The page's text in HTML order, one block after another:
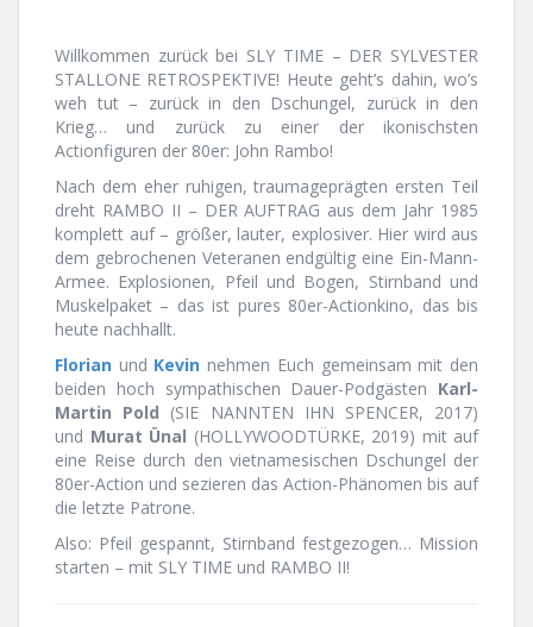
Willkommen zurück bei SLY TIME – DER SYLVESTER
STALLONE RETROSPEKTIVE! Heute geht’s dahin, wo’s
weh tut – zurück in den Dschungel, zurück in den
Krieg… und zurück zu einer der ikonischsten
Actionfiguren der 80er: John Rambo!
Nach dem eher ruhigen, traumageprägten ersten Teil
dreht RAMBO II – DER AUFTRAG aus dem Jahr 1985
komplett auf – größer, lauter, explosiver. Hier wird aus
dem gebrochenen Veteranen endgültig eine Ein-Mann-
Armee. Explosionen, Pfeil und Bogen, Stirnband und
Muskelpaket – das ist pures 80er-Actionkino, das bis
heute nachhallt.
Florian und Kevin nehmen Euch gemeinsam mit den
beiden hoch sympathischen Dauer-Podgästen Karl-
Martin Pold (SIE NANNTEN IHN SPENCER, 2017)
und Murat Ünal (HOLLYWOODTÜRKE, 2019) mit auf
eine Reise durch den vietnamesischen Dschungel der
80er-Action und sezieren das Action-Phänomen bis auf
die letzte Patrone.
Also: Pfeil gespannt, Stirnband festgezogen… Mission
starten – mit SLY TIME und RAMBO II!